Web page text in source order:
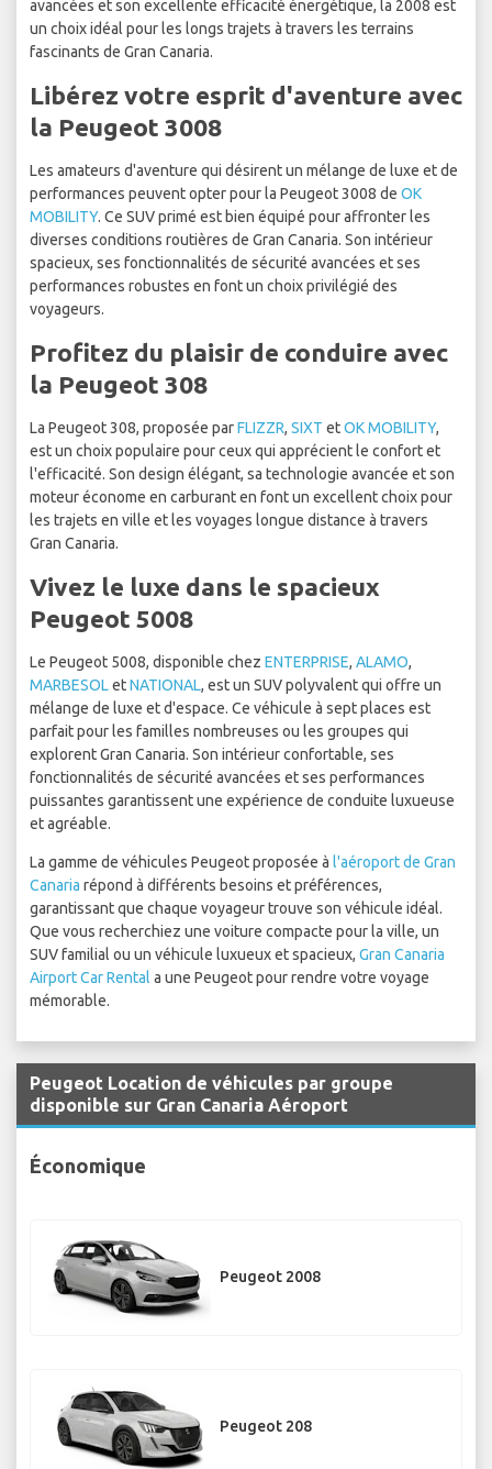
avancées et son excellente efficacité énergétique, la 2008 est
un choix idéal pour les longs trajets à travers les terrains
fascinants de Gran Canaria.
Libérez votre esprit d'aventure avec
la Peugeot 3008
Les amateurs d'aventure qui désirent un mélange de luxe et de
performances peuvent opter pour la Peugeot 3008 de OK
MOBILITY. Ce SUV primé est bien équipé pour affronter les
diverses conditions routières de Gran Canaria. Son intérieur
spacieux, ses fonctionnalités de sécurité avancées et ses
performances robustes en font un choix privilégié des
voyageurs.
Profitez du plaisir de conduire avec
la Peugeot 308
La Peugeot 308, proposée parFLIZZR, SIXT etOK MOBILITY,
est un choix populaire pour ceux qui apprécient le confort et
l'efficacité. Son design élégant, sa technologie avancée et son
moteur économe en carburant en font un excellent choix pour
les trajets en ville et les voyages longue distance à travers
Gran Canaria.
Vivez le luxe dans le spacieux
Peugeot 5008
Le Peugeot 5008, disponible chez ENTERPRISE, ALAMO,
MARBESOLetNATIONAL, est un SUV polyvalent qui offre un
mélange de luxe et d'espace. Ce véhicule à sept places est
parfait pour les familles nombreuses ou les groupes qui
explorent Gran Canaria. Son intérieur confortable, ses
fonctionnalités de sécurité avancées et ses performances
puissantes garantissent une expérience de conduite luxueuse
et agréable.
La gamme de véhicules Peugeot proposée à l'aéroport de Gran
Canaria répond à différents besoins et préférences,
garantissant que chaque voyageur trouve son véhicule idéal.
Que vous recherchiez une voiture compacte pour la ville, un
SUV familial ou un véhicule luxueux et spacieux, Gran Canaria
Airport Car Rental a une Peugeot pour rendre votre voyage
mémorable.
Peugeot Location de véhicules par groupe
disponible sur Gran Canaria Aéroport
Économique
Peugeot 2008
Peugeot 208